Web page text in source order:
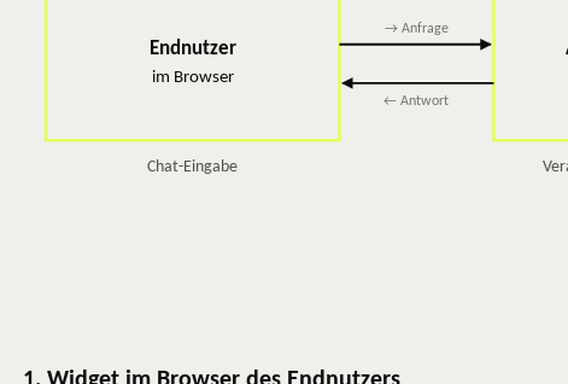
Endnutzer
im Browser
→ Anfrage
← Antwort
Chat-Eingabe